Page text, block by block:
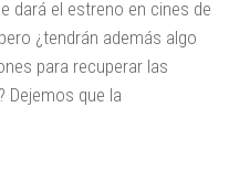
dará el estreno en cines de
¿tendrán además algo
para recuperar las
Dejemos que la